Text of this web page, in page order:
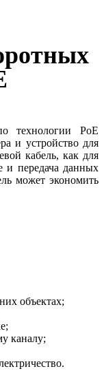
технологии PoE
и устройство для
кабель, как для
и передача данных
может экономить
объектах;
каналу;